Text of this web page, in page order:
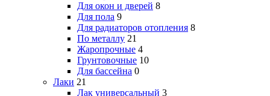
Для окон и дверей 8
Для пола 9
Для радиаторов отопления 8
По металлу 21
Жаропрочные 4
Грунтовочные 10
Для бассейна 0
Лаки 21
Лак универсальный 3